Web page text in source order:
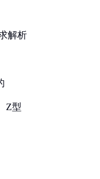
解析
Z型